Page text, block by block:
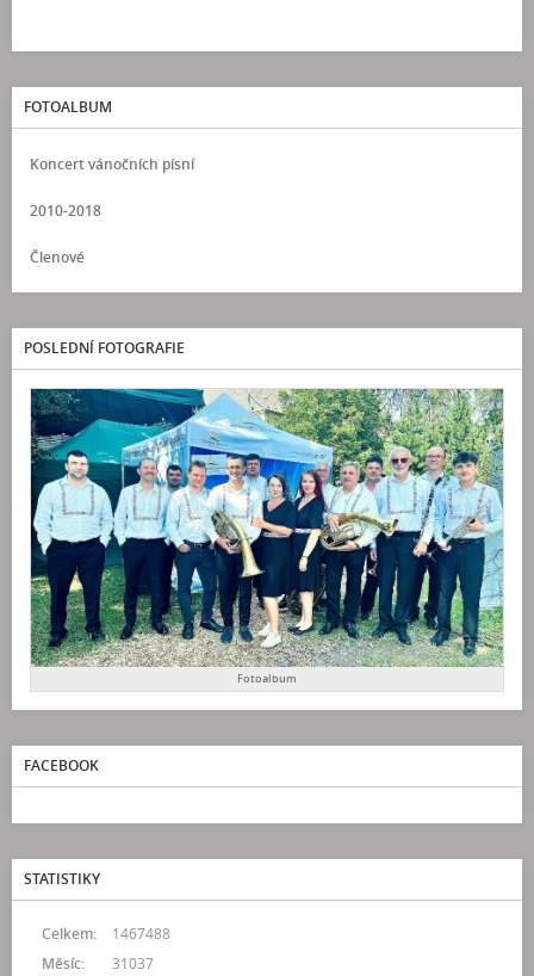
FOTOALBUM
Koncert vánočních písní
2010-2018
Členové
POSLEDNÍ FOTOGRAFIE
Fotoalbum
FACEBOOK
STATISTIKY
Celkem:
1467488
Měsíc:
31037